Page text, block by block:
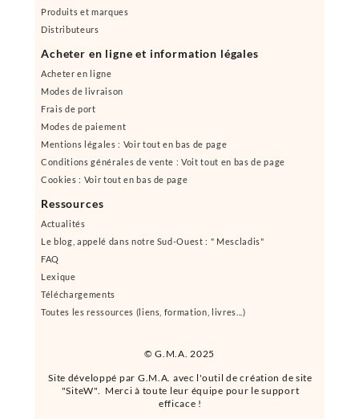
© G.M.A. 2025
Site développé par G.M.A. avec l'outil de création de site
"SiteW". Merci à toute leur équipe pour le support
efficace !
Produits et marques
Distributeurs
Acheter en ligne et information légales
Acheter en ligne
Modes de livraison
Frais de port
Modes de paiement
Mentions légales : Voir tout en bas de page
Conditions générales de vente : Voit tout en bas de page
Cookies : Voir tout en bas de page
Ressources
Actualités
Le blog, appelé dans notre Sud-Ouest : " Mescladis"
FAQ
Lexique
Téléchargements
Toutes les ressources (liens, formation, livres...)